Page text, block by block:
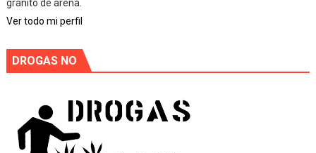
granito de arena.
Ver todo mi perfil
DROGAS NO